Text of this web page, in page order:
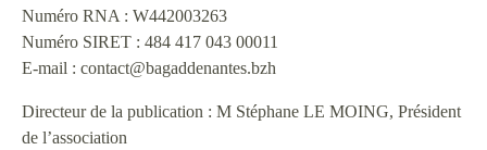
Numéro RNA : W442003263
Numéro SIRET : 484 417 043 00011
E‑mail : contact@bagaddenantes.bzh
Directeur de la publication : M Stéphane LE MOING, Président
de l’association